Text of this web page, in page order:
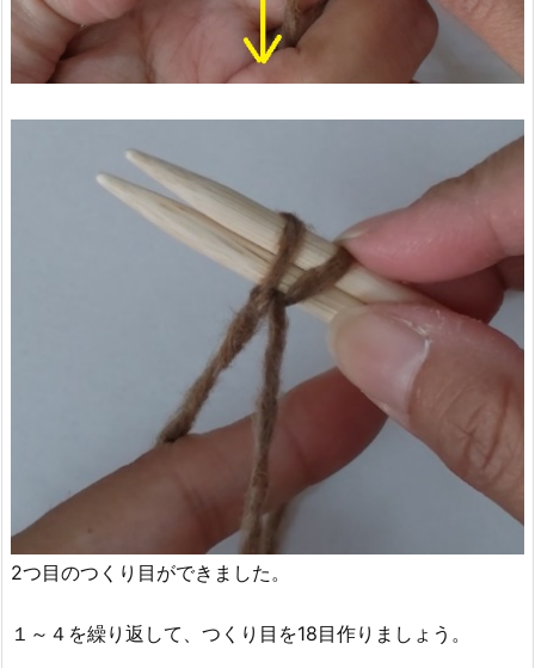
2つ目のつくり目ができました。
１～４を繰り返して、つくり目を18目作りましょう。